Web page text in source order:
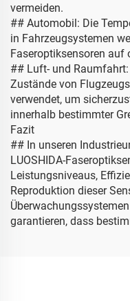
vermeiden.
## Automobil: Die
in Fahrzeugsystemen
Faseroptiksensoren auf
## Luft- und
Zustände von
verwendet, um
innerhalb bestimmter
Fazit
## In unseren
LUOSHIDA-
Leistungsniveaus,
Reproduktion dieser
garantieren, dass